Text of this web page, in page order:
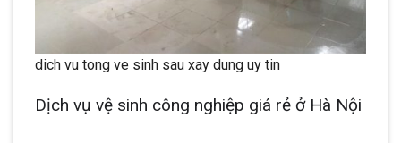
dich vu tong ve sinh sau xay dung uy tin
Dịch vụ vệ sinh công nghiệp giá rẻ ở Hà Nội